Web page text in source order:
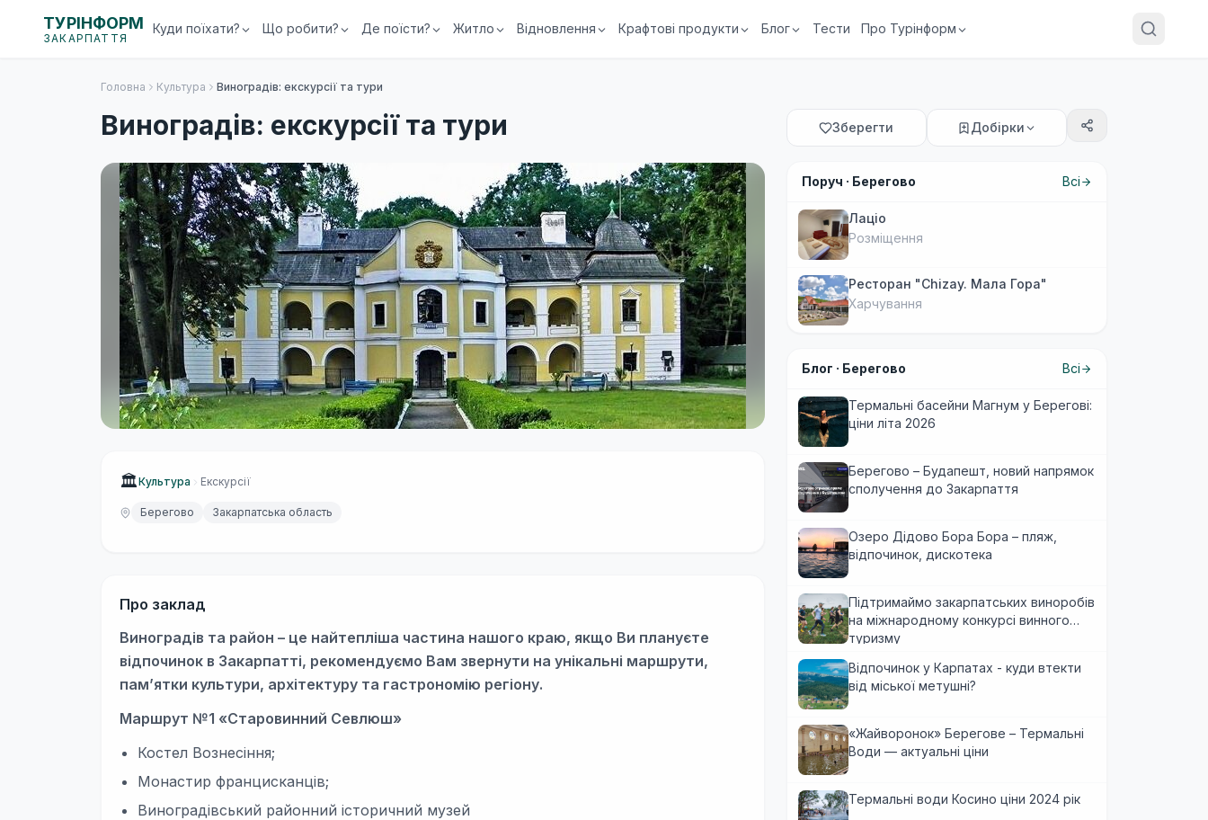
ТУРІНФОРМ
ЗАКАРПАТТЯ
Куди поїхати? Що робити? Де поїсти? Житло Відновлення Крафтові продукти Блог Тести Про Турінформ
Головна Культура Виноградів: екскурсії та тури
Виноградів: екскурсії та тури
🏛Культура Екскурсії
Берегово Закарпатська область
Про заклад
Виноградів та район – це найтепліша частина нашого краю, якщо Ви плануєте
відпочинок в Закарпатті, рекомендуємо Вам звернути на унікальні маршрути,
пам’ятки культури, архітектуру та гастрономію регіону.
Маршрут №1 «Старовинний Севлюш»
Костел Вознесіння;
Монастир францисканців;
Виноградівський районний історичний музей
Зберегти Добірки
Поруч · Берегово Всі
Лаціо
Розміщення
Ресторан "Chizay. Мала Гора"
Харчування
Блог · Берегово Всі
Термальні басейни Магнум у Берегові:
ціни літа 2026
Берегово – Будапешт, новий напрямок
сполучення до Закарпаття
Озеро Дідово Бора Бора – пляж,
відпочинок, дискотека
Підтримаймо закарпатських виноробів
на міжнародному конкурсі винного
туризму
Відпочинок у Карпатах - куди втекти
від міської метушні?
«Жайворонок» Берегове – Термальні
Води — актуальні ціни
Термальні води Косино ціни 2024 рік